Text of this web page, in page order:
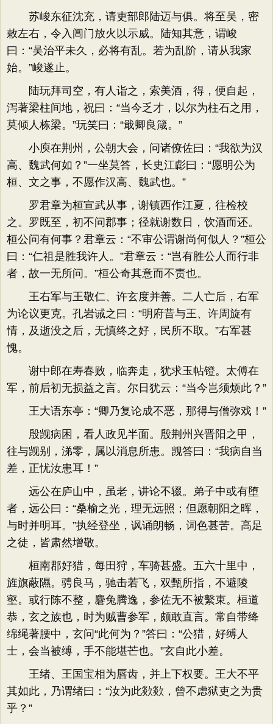
苏峻东征沈充，请吏部郎陆迈与俱。将至吴，密
敕左右，令入阊门放火以示威。陆知其意，谓峻
曰：“吴治平未久，必将有乱。若为乱阶，请从我家
始。”峻遂止。
陆玩拜司空，有人诣之，索美酒，得，便自起，
泻著梁柱间地，祝曰：“当今乏才，以尔为柱石之用，
莫倾人栋梁。”玩笑曰：“戢卿良箴。”
小庾在荆州，公朝大会，问诸僚佐曰：“我欲为汉
高、魏武何如？”一坐莫答，长史江虨曰：“愿明公为
桓、文之事，不愿作汉高、魏武也。”
罗君章为桓宣武从事，谢镇西作江夏，往检校
之。罗既至，初不问郡事；径就谢数日，饮酒而还。
桓公问有何事？君章云：“不审公谓谢尚何似人？”桓公
曰：“仁祖是胜我许人。”君章云：“岂有胜公人而行非
者，故一无所问。”桓公奇其意而不责也。
王右军与王敬仁、许玄度并善。二人亡后，右军
为论议更克。孔岩诫之曰：“明府昔与王、许周旋有
情，及逝没之后，无慎终之好，民所不取。”右军甚
愧。
谢中郎在寿春败，临奔走，犹求玉帖镫。太傅在
军，前后初无损益之言。尔日犹云：“当今岂须烦此？”
王大语东亭：“卿乃复论成不恶，那得与僧弥戏！”
殷觊病困，看人政见半面。殷荆州兴晋阳之甲，
往与觊别，涕零，属以消息所患。觊答曰：“我病自当
差，正忧汝患耳！”
远公在庐山中，虽老，讲论不辍。弟子中或有堕
者，远公曰：“桑榆之光，理无远照；但愿朝阳之晖，
与时并明耳。”执经登坐，讽诵朗畅，词色甚苦。高足
之徒，皆肃然增敬。
桓南郡好猎，每田狩，车骑甚盛。五六十里中，
旌旗蔽隰。骋良马，驰击若飞，双甄所指，不避陵
壑。或行陈不整，麏兔腾逸，参佐无不被繫束。桓道
恭，玄之族也，时为贼曹参军，颇敢直言。常自带绛
绵绳著腰中，玄问“此何为？”答曰：“公猎，好缚人
士，会当被缚，手不能堪芒也。”玄自此小差。
王绪、王国宝相为唇齿，并上下权要。王大不平
其如此，乃谓绪曰：“汝为此欻欻，曾不虑狱吏之为贵
乎？”